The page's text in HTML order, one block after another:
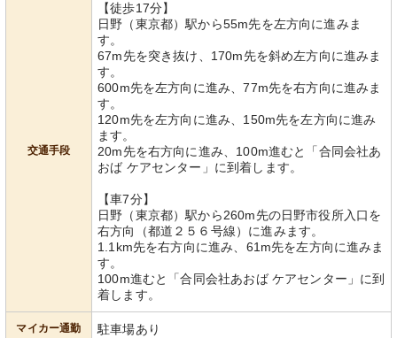
交通手段
【徒歩17分】
日野（東京都）駅から55m先を左方向に進みま
す。
67m先を突き抜け、170m先を斜め左方向に進みま
す。
600m先を左方向に進み、77m先を右方向に進みま
す。
120m先を左方向に進み、150m先を左方向に進み
ます。
20m先を右方向に進み、100m進むと「合同会社あ
おば ケアセンター」に到着します。
【車7分】
日野（東京都）駅から260m先の日野市役所入口を
右方向（都道２５６号線）に進みます。
1.1km先を右方向に進み、61m先を左方向に進みま
す。
100m進むと「合同会社あおば ケアセンター」に到
着します。
マイカー通勤 駐車場あり